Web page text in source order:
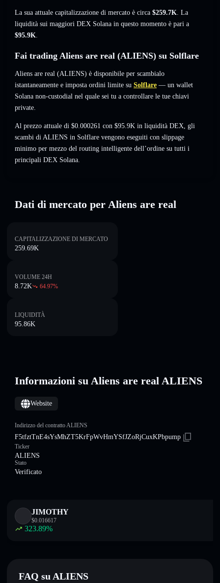
La sua attuale capitalizzazione di mercato è circa $259.7K. La
liquidità sui maggiori DEX Solana in questo momento è pari a
$95.9K.
Fai trading Aliens are real (ALIENS) su Solflare
Aliens are real (ALIENS) è disponibile per scambialo
istantaneamente e imposta ordini limite su Solflare — un wallet
Solana non-custodial nel quale sei tu a controllare le tue chiavi
private.
Al prezzo attuale di $0.000261 con $95.9K in liquidità DEX, gli
scambi di ALIENS in Solflare vengono eseguiti con slippage
minimo per mezzo del routing intelligente dell’ordine su tutti i
principali DEX Solana.
Dati di mercato per Aliens are real
CAPITALIZZAZIONE DI MERCATO
259.69K
VOLUME 24H
8.72K 64.97%
LIQUIDITÀ
95.86K
Informazioni su Aliens are real ALIENS
Website
Indirizzo del contratto ALIENS
F5tfztTnE4sYsMhZT5KrFpWvHmYSfJZoRjCuxKPbpump
Ticker
ALIENS
Stato
Verificato
JIMOTHY
$0.016617
323.89%
FAQ su ALIENS